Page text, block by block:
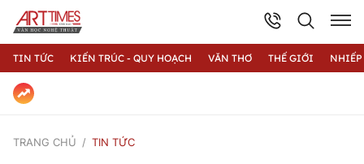
TIN TỨC KIẾN TRÚC - QUY HOẠCH VĂN THƠ THẾ GIỚI
TRANG CHỦ TIN TỨC